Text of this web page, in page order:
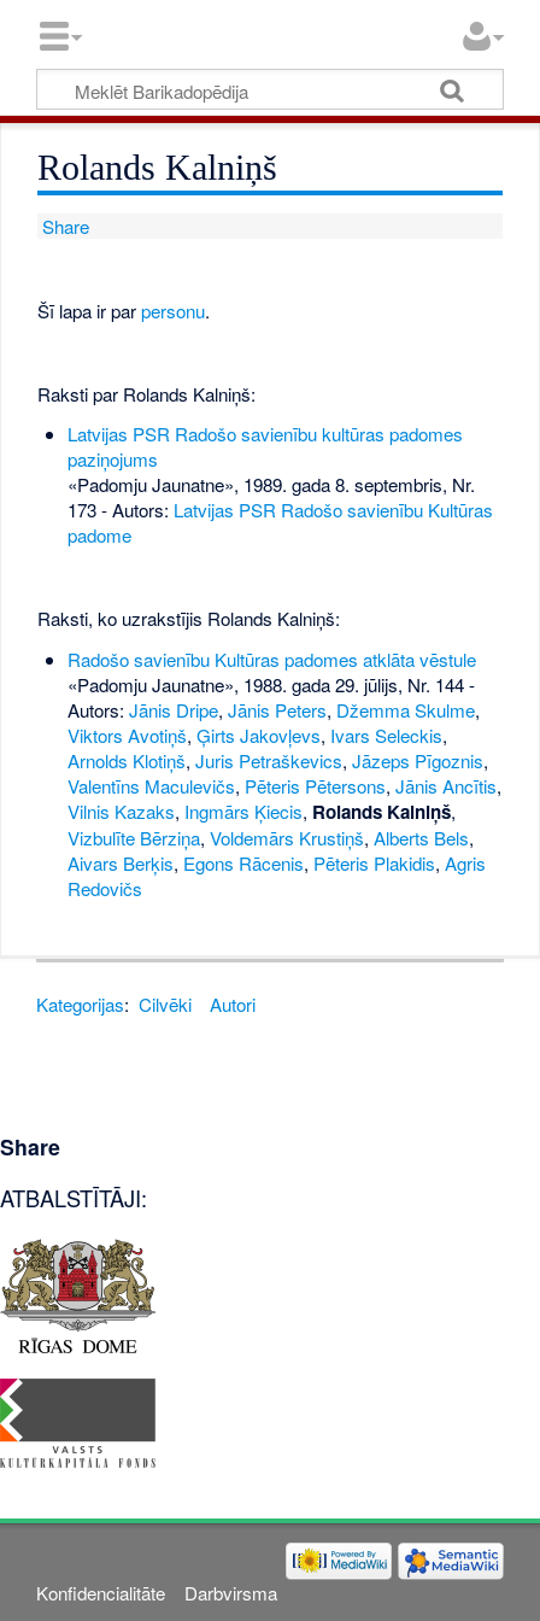
Rolands Kalniņš
Share
Šī lapa ir parpersonu.
Raksti par Rolands Kalniņš:
Latvijas PSR Radošo savienību kultūras padomes
paziņojums
«Padomju Jaunatne», 1989. gada 8. septembris, Nr.
173- Autors: Latvijas PSR Radošo savienību Kultūras
padome
Raksti, ko uzrakstījis Rolands Kalniņš:
Radošo savienību Kultūras padomes atklāta vēstule
«Padomju Jaunatne», 1988. gada 29. jūlijs, Nr. 144-
Autors: Jānis Dripe, Jānis Peters, Džemma Skulme,
Viktors Avotiņš, Ģirts Jakovļevs, Ivars Seleckis,
Arnolds Klotiņš, Juris Petraškevics, Jāzeps Pīgoznis,
Valentīns Maculevičs, Pēteris Pētersons, Jānis Ancītis,
Vilnis Kazaks, Ingmārs Ķiecis, Rolands Kalniņš,
Vizbulīte Bērziņa, Voldemārs Krustiņš, Alberts Bels,
Aivars Berķis, Egons Rācenis, Pēteris Plakidis, Agris
Redovičs
Kategorijas: Cilvēki Autori
Share
ATBALSTĪTĀJI:
Konfidencialitāte Darbvirsma